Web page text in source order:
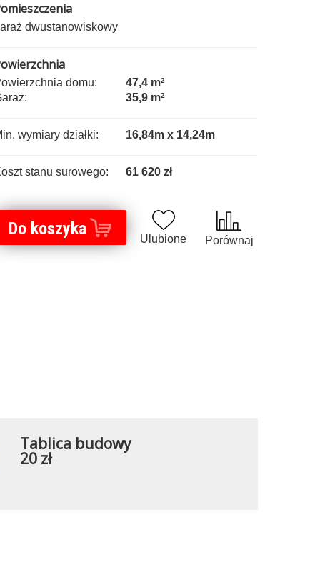
dwustanowiskowy
domu: 47,4 m2
35,9 m2
wymiary działki: 16,84m x 14,24m
stanu surowego: 61 620 zł
Do koszyka
Ulubione Porównaj
Tablica budowy
20 zł